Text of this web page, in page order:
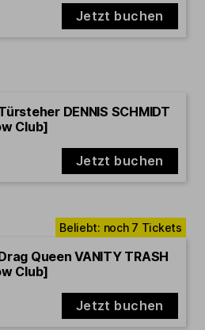
Jetzt buchen
DENNIS SCHMIDT
Club]
Jetzt buchen
Queen VANITY TRASH
Club]
Jetzt buchen